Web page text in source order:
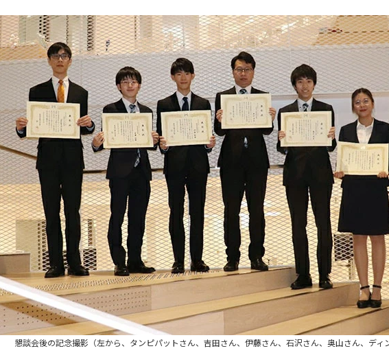
懇談会後の記念撮影（左から、タンピパットさん、吉田さん、伊藤さん、石沢さん、奥山さん、ディ